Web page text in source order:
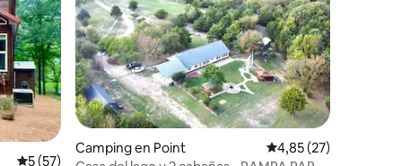
Calificación promedio: 5 de 5. 57 evaluaciones
5 (57)
Camping en Point Calificación
4,85 (27)